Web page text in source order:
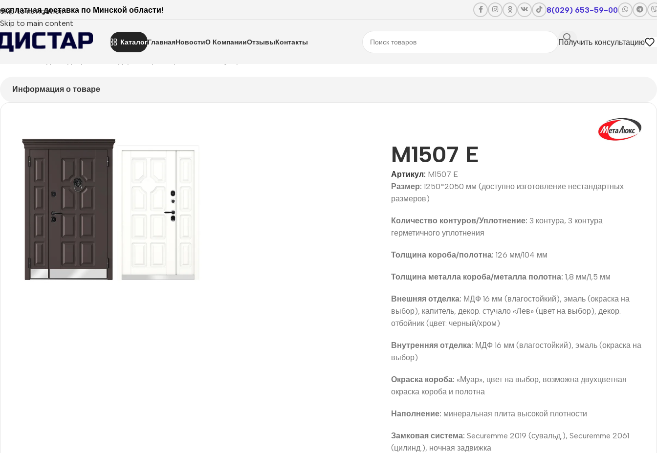
Skip to navigation
Skip to main content
доставка по Минской области! 8(029) 653-59-00
КаталогГлавнаяНовостиО КомпанииОтзывыКонтакты
Получить консультацию
Информация о товаре
M1507 E
Артикул: M1507 E
Размер: 1250*2050 мм (доступно изготовление нестандартных
размеров)
Количество контуров/Уплотнение: 3 контура, 3 контура
герметичного уплотнения
Толщина короба/полотна:126 мм/104 мм
Толщина металла короба/металла полотна: 1,8 мм/1,5 мм
Внешняя отделка: МДФ 16 мм (влагостойкий), эмаль (окраска на
выбор), капитель, декор. стучало «Лев» (цвет на выбор), декор.
отбойник (цвет: черный/хром)
Внутренняя отделка: МДФ 16 мм (влагостойкий), эмаль (окраска на
выбор)
Окраска короба: «Муар», цвет на выбор, возможна двухцветная
окраска короба и полотна
Наполнение: минеральная плита высокой плотности
Замковая система: Securemme 2019 (сувальд.), Securemme 2061
(цилинд.), ночная задвижка